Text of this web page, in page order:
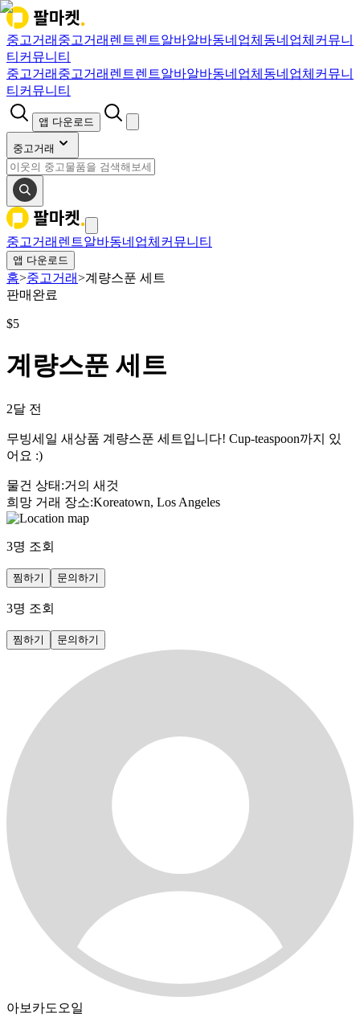
중고거래 중고거래 렌트렌트알바알바동네업체 동네업체 커뮤니
티 커뮤니티
중고거래 중고거래 렌트렌트알바알바동네업체 동네업체 커뮤니
티 커뮤니티
앱 다운로드
중고거래
중고거래 렌트알바동네업체 커뮤니티
앱 다운로드
홈>중고거래>계량스푼 세트
판매완료
$5
계량스푼 세트
2달 전
무빙세일 새상품 계량스푼 세트입니다! Cup-teaspoon까지 있
어요 :)
물건 상태 :거의 새것
희망 거래 장소:Koreatown, Los Angeles
3명 조회
찜하기 문의하기
3명 조회
찜하기 문의하기
아보카도오일